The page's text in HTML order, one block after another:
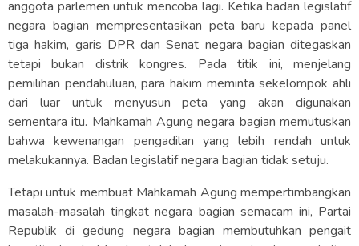
anggota parlemen untuk mencoba lagi. Ketika badan legislatif
negara bagian mempresentasikan peta baru kepada panel
tiga hakim, garis DPR dan Senat negara bagian ditegaskan
tetapi bukan distrik kongres. Pada titik ini, menjelang
pemilihan pendahuluan, para hakim meminta sekelompok ahli
dari luar untuk menyusun peta yang akan digunakan
sementara itu. Mahkamah Agung negara bagian memutuskan
bahwa kewenangan pengadilan yang lebih rendah untuk
melakukannya. Badan legislatif negara bagian tidak setuju.
Tetapi untuk membuat Mahkamah Agung mempertimbangkan
masalah-masalah tingkat negara bagian semacam ini, Partai
Republik di gedung negara bagian membutuhkan pengait